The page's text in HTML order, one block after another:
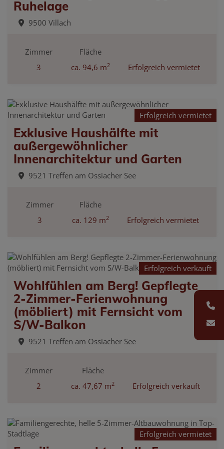
Ruhelage
9500 Villach
Zimmer
3
Fläche
ca. 94,6 m2 Erfolgreich vermietet
Erfolgreich vermietet
Exklusive Haushälfte mit
außergewöhnlicher
Innenarchitektur und Garten
9521 Treffen am Ossiacher See
Zimmer
3
Fläche
ca. 129 m2 Erfolgreich vermietet
Erfolgreich verkauft
Wohlfühlen am Berg! Gepflegte
2-Zimmer-Ferienwohnung
(möbliert) mit Fernsicht vom
S/W-Balkon
9521 Treffen am Ossiacher See
Zimmer
2
Fläche
ca. 47,67 m2 Erfolgreich verkauft
Erfolgreich vermietet